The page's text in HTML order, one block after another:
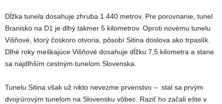
Dĺžka tunela dosahuje zhruba 1 440 metrov. Pre porovnanie, tunel
Branisko na D1 je dlhý takmer 5 kilometrov. Oproti novému tunelu
Višňové, ktorý čoskoro otvoria, pôsobí Sitina doslova ako trpaslík.
Dlhé roky meškajúce Višňové dosahuje dĺžku 7,5 kilometra a stane
sa najdlhším cestným tunelom Slovenska.
Tunelu Sitina však už nikto nevezme prvenstvo – stal sa prvým
dvojrúrovým tunelom na Slovensku vôbec. Raziť ho začali ešte v